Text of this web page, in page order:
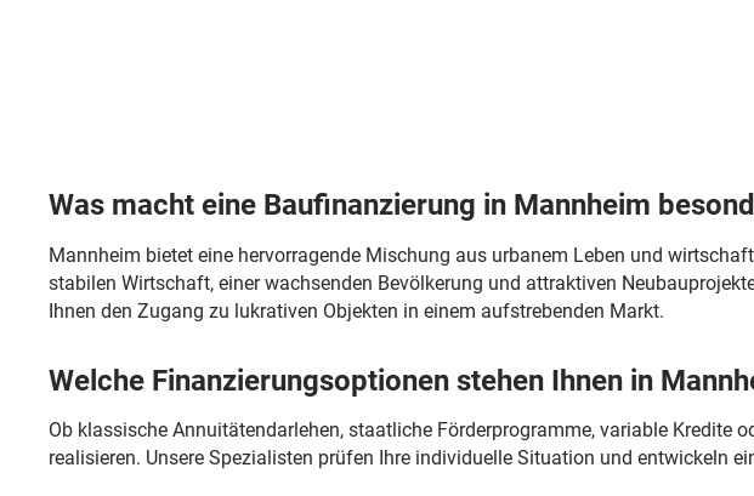
Was macht eine Baufinanzierung in Mannheim
Mannheim bietet eine hervorragende Mischung aus urbanem Leben und
stabilen Wirtschaft, einer wachsenden Bevölkerung und attraktiven
Ihnen den Zugang zu lukrativen Objekten in einem aufstrebenden Markt.
Welche Finanzierungsoptionen stehen Ihnen in
Ob klassische Annuitätendarlehen, staatliche Förderprogramme, variable
realisieren. Unsere Spezialisten prüfen Ihre individuelle Situation und entwickeln